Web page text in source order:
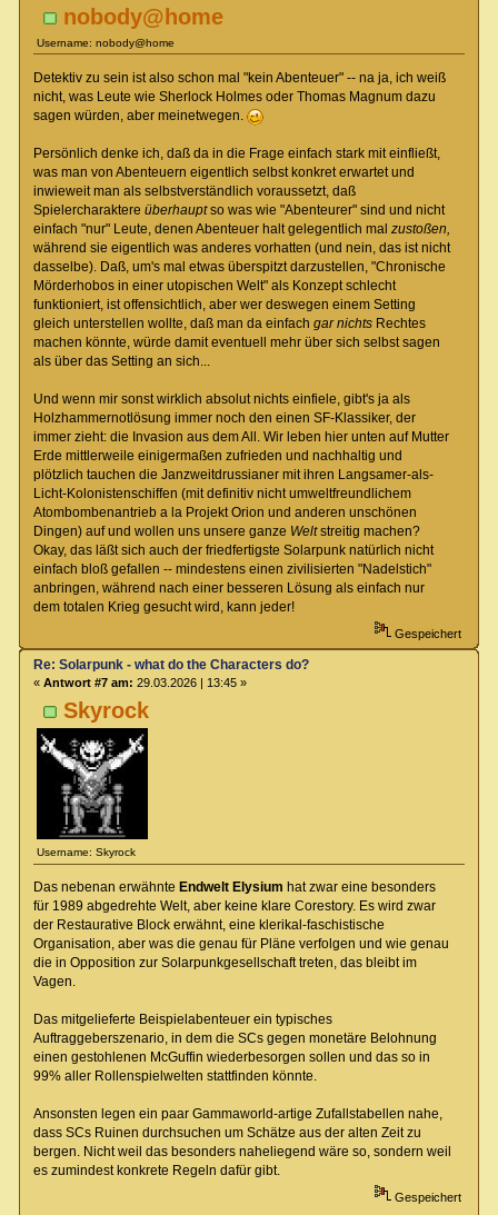
nobody@home
Username: nobody@home
Detektiv zu sein ist also schon mal "kein Abenteuer" -- na ja, ich weiß
nicht, was Leute wie Sherlock Holmes oder Thomas Magnum dazu
sagen würden, aber meinetwegen.
Persönlich denke ich, daß da in die Frage einfach stark mit einfließt,
was man von Abenteuern eigentlich selbst konkret erwartet und
inwieweit man als selbstverständlich voraussetzt, daß
Spielercharaktere überhauptso was wie "Abenteurer" sind und nicht
einfach "nur" Leute, denen Abenteuer halt gelegentlich mal zustoßen,
während sie eigentlich was anderes vorhatten (und nein, das ist nicht
dasselbe). Daß, um's mal etwas überspitzt darzustellen, "Chronische
Mörderhobos in einer utopischen Welt" als Konzept schlecht
funktioniert, ist offensichtlich, aber wer deswegen einem Setting
gleich unterstellen wollte, daß man da einfach gar nichtsRechtes
machen könnte, würde damit eventuell mehr über sich selbst sagen
als über das Setting an sich...
Und wenn mir sonst wirklich absolut nichts einfiele, gibt's ja als
Holzhammernotlösung immer noch den einen SF-Klassiker, der
immer zieht: die Invasion aus dem All. Wir leben hier unten auf Mutter
Erde mittlerweile einigermaßen zufrieden und nachhaltig und
plötzlich tauchen die Janzweitdrussianer mit ihren Langsamer-als-
Licht-Kolonistenschiffen (mit definitiv nicht umweltfreundlichem
Atombombenantrieb a la Projekt Orion und anderen unschönen
Dingen) auf und wollen uns unsere ganze Weltstreitig machen?
Okay, das läßt sich auch der friedfertigste Solarpunk natürlich nicht
einfach bloß gefallen -- mindestens einen zivilisierten "Nadelstich"
anbringen, während nach einer besseren Lösung als einfach nur
dem totalen Krieg gesucht wird, kann jeder!
Gespeichert
Skyrock
Username: Skyrock
Re: Solarpunk - what do the Characters do?
« Antwort #7 am: 29.03.2026 | 13:45 »
Das nebenan erwähnte Endwelt Elysium hat zwar eine besonders
für 1989 abgedrehte Welt, aber keine klare Corestory. Es wird zwar
der Restaurative Block erwähnt, eine klerikal-faschistische
Organisation, aber was die genau für Pläne verfolgen und wie genau
die in Opposition zur Solarpunkgesellschaft treten, das bleibt im
Vagen.
Das mitgelieferte Beispielabenteuer ein typisches
Auftraggeberszenario, in dem die SCs gegen monetäre Belohnung
einen gestohlenen McGuffin wiederbesorgen sollen und das so in
99% aller Rollenspielwelten stattfinden könnte.
Ansonsten legen ein paar Gammaworld-artige Zufallstabellen nahe,
dass SCs Ruinen durchsuchen um Schätze aus der alten Zeit zu
bergen. Nicht weil das besonders naheliegend wäre so, sondern weil
es zumindest konkrete Regeln dafür gibt.
Gespeichert